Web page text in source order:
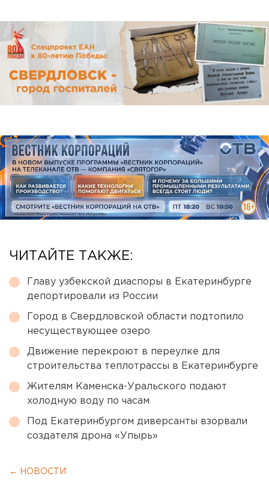
ЧИТАЙТЕ ТАКЖЕ:
Главу узбекской диаспоры в Екатеринбурге
депортировали из России
Город в Свердловской области подтопило
несуществующее озеро
Движение перекроют в переулке для
строительства теплотрассы в Екатеринбурге
Жителям Каменска-Уральского подают
холодную воду по часам
Под Екатеринбургом диверсанты взорвали
создателя дрона «Упырь»
← НОВОСТИ